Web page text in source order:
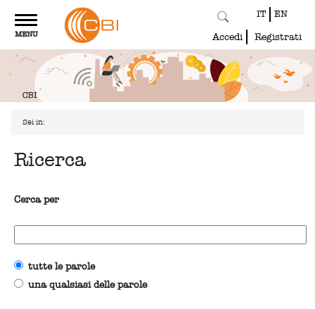
Toggle
navigation
MENU
IT EN
Accedi Registrati
Sei in:
Ricerca
Cerca per
tutte le parole
una qualsiasi delle parole